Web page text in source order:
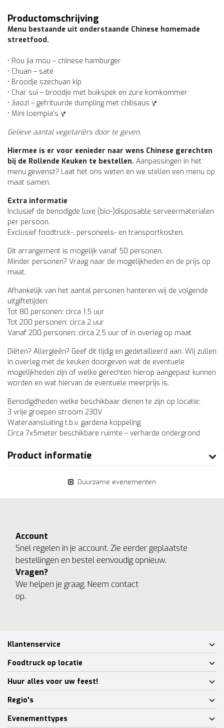
Productomschrijving
Menu bestaande uit onderstaande Chinese homemade
streetfood.
• Rou jia mou – chinese hamburger
• Chuan – saté
• Broodje szechuan kip
• Char sui – broodje met buikspek en zure komkommer
• Jiaozi – gefrituurde dumpling met chilisaus
• Mini loempia's
Gelieve aantal vegetariërs door te geven.
Hiermee is er voor eenieder naar wens Chinese gerechten
bij de Rollende Keuken te bestellen. Aanpassingen in het
menu gewenst? Laat het ons weten en we stellen een menu op
maat samen.
Extra informatie
Inclusief de benodigde luxe (bio-)disposable serveermaterialen
per persoon.
Exclusief foodtruck-, personeels- en transportkosten.
Dit arrangement is mogelijk vanaf 50 personen.
Minder personen? Vraag naar de mogelijkheden en de prijs op
maat.
Afhankelijk van het aantal personen hanteren wij de volgende
uitgiftetijden:
Tot 80 personen: circa 1,5 uur
Tot 200 personen: circa 2 uur
Vanaf 200 personen: circa 2,5 uur of in overleg op maat
Diëten? Allergieën? Geef dit tijdig en gedetailleerd aan. Wij zullen
in overleg met de keuken doorgeven wat de eventuele
mogelijkheden zijn of welke gerechten hierop aangepast kunnen
worden en wat hiervan de eventuele meerprijs is.
Benodigdheden welke beschikbaar dienen te zijn op locatie;
3 vrije groepen stroom 230V
Wateraansluiting t.b.v. gardena koppeling
Circa 7x5meter beschikbare ruimte – verharde ondergrond
Product informatie
Duurzame evenementen
Account
Snel regelen in je account. Zie eerder geplaatste
bestellingen en bestel eenvoudig opnieuw.
Vragen?
We helpen je graag. Neem contact
op.
Klantenservice
Foodtruck op locatie
Huur alles voor uw feest!
Regio's
Evenementtypes